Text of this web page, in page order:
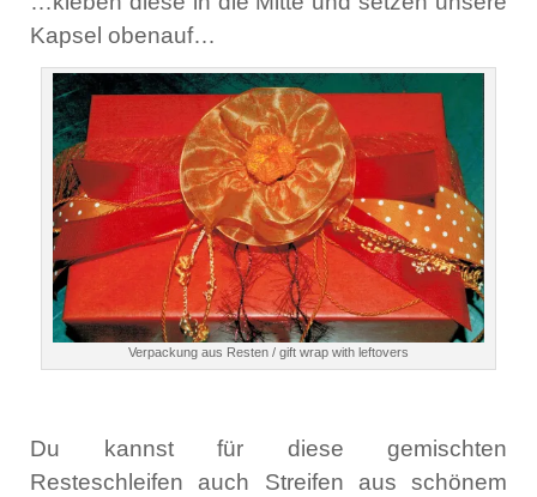
Kapsel obenauf…
Verpackung aus Resten / gift wrap with leftovers
Du kannst für diese gemischten
Resteschleifen auch Streifen aus schönem